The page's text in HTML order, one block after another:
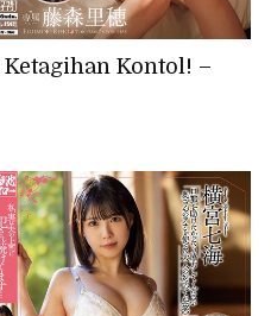
Kontol! –